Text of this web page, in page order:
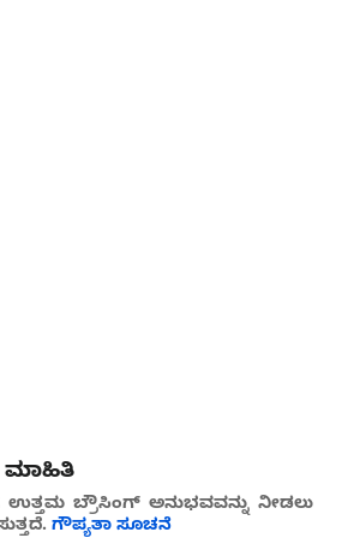
ಮಾಹಿತಿ
ಬ್ರೌಸಿಂಗ್ ಅನುಭವವನ್ನು ನೀಡಲು
ಗೌಪ್ಯತಾ ಸೂಚನೆ